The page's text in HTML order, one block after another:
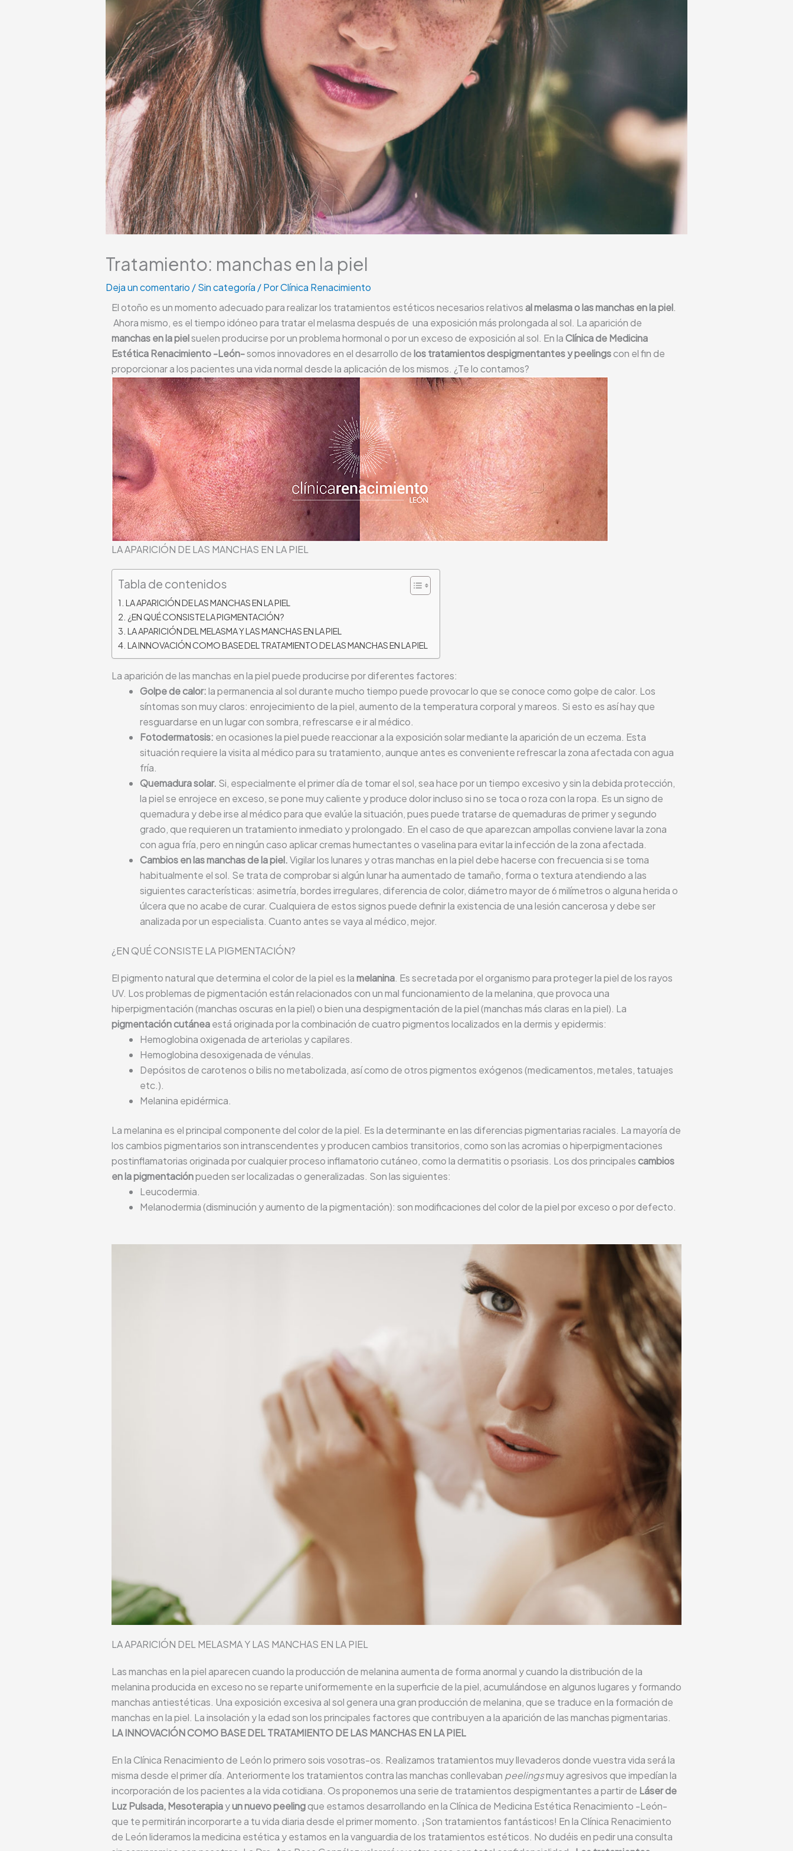
Tratamiento: manchas en la piel
Deja un comentario /Sin categoría / PorClínica Renacimiento
El otoño es un momento adecuado para realizar los tratamientos estéticos necesarios relativos al melasma o las manchas en la piel.
Ahora mismo, es el tiempo idóneo para tratar el melasma después de una exposición más prolongada al sol. La aparición de
manchas en la pielsuelen producirse por un problema hormonal o por un exceso de exposición al sol. En laClínica de Medicina
Estética Renacimiento -León-somos innovadores en el desarrollo delos tratamientos despigmentantes y peelingscon el fin de
proporcionar a los pacientes una vida normal desde la aplicación de los mismos. ¿Te lo contamos?
LA APARICIÓN DE LAS MANCHAS EN LA PIEL
Tabla de contenidos
LA APARICIÓN DE LAS MANCHAS EN LA PIEL
¿EN QUÉ CONSISTE LA PIGMENTACIÓN?
LA APARICIÓN DEL MELASMA Y LAS MANCHAS EN LA PIEL
LA INNOVACIÓN COMO BASE DEL TRATAMIENTO DE LAS MANCHAS EN LA PIEL
La aparición de las manchas en la piel puede producirse por diferentes factores:
Golpe de calor:la permanencia al sol durante mucho tiempo puede provocar lo que se conoce como golpe de calor. Los
síntomas son muy claros: enrojecimiento de la piel, aumento de la temperatura corporal y mareos. Si esto es así hay que
resguardarse en un lugar con sombra, refrescarse e ir al médico.
Fotodermatosis: en ocasiones la piel puede reaccionar a la exposición solar mediante la aparición de un eczema. Esta
situación requiere la visita al médico para su tratamiento, aunque antes es conveniente refrescar la zona afectada con agua
fría.
Quemadura solar. Si, especialmente el primer día de tomar el sol, sea hace por un tiempo excesivo y sin la debida protección,
la piel se enrojece en exceso, se pone muy caliente y produce dolor incluso si no se toca o roza con la ropa. Es un signo de
quemadura y debe irse al médico para que evalúe la situación, pues puede tratarse de quemaduras de primer y segundo
grado, que requieren un tratamiento inmediato y prolongado. En el caso de que aparezcan ampollas conviene lavar la zona
con agua fría, pero en ningún caso aplicar cremas humectantes o vaselina para evitar la infección de la zona afectada.
Cambios en las manchas de la piel.Vigilar los lunares y otras manchas en la piel debe hacerse con frecuencia si se toma
habitualmente el sol. Se trata de comprobar si algún lunar ha aumentado de tamaño, forma o textura atendiendo a las
siguientes características: asimetría, bordes irregulares, diferencia de color, diámetro mayor de 6 milímetros o alguna herida o
úlcera que no acabe de curar. Cualquiera de estos signos puede definir la existencia de una lesión cancerosa y debe ser
analizada por un especialista. Cuanto antes se vaya al médico, mejor.
¿EN QUÉ CONSISTELA PIGMENTACIÓN?
El pigmento natural que determina el color de la piel es lamelanina. Es secretada por el organismo para proteger la piel de los rayos
UV. Los problemas de pigmentación están relacionados con un mal funcionamiento de lamelanina, que provoca una
hiperpigmentación (manchas oscuras en la piel) o bien una despigmentación de la piel (manchas más claras en la piel). La
pigmentación cutáneaestá originada por la combinación de cuatro pigmentos localizados en la dermis y epidermis:
Hemoglobina oxigenada de arteriolas y capilares.
Hemoglobina desoxigenada de vénulas.
Depósitos de carotenos o bilis no metabolizada, así como de otros pigmentos exógenos (medicamentos, metales, tatuajes
etc.).
Melanina epidérmica.
La melanina es el principal componente del color de la piel. Es la determinante en las diferencias pigmentarias raciales. La mayoría de
los cambios pigmentarios son intranscendentes y producen cambios transitorios, como son las acromias o hiperpigmentaciones
postinflamatorias originada por cualquier proceso inflamatorio cutáneo, como la dermatitis o psoriasis. Los dos principales cambios
en la pigmentaciónpueden ser localizadas o generalizadas. Son las siguientes:
Leucodermia.
Melanodermia (disminución y aumento de la pigmentación): son modificaciones del color de la piel por exceso o por defecto.
LA APARICIÓN DEL MELASMA Y LAS MANCHAS EN LA PIEL
Las manchas en la piel aparecen cuando la producción demelanina aumenta de forma anormal y cuando la distribución de la
melaninaproducida en exceso no se reparte uniformemente en la superficie de la piel, acumulándose en algunos lugares y formando
manchas antiestéticas. Una exposición excesiva al sol genera una gran producción demelanina, que se traduce en la formación de
manchas en la piel. La insolación y la edad son los principales factores que contribuyen a la aparición de las manchas pigmentarias.
LA INNOVACIÓN COMO BASE DEL TRATAMIENTO DE LAS MANCHAS EN LA PIEL
En la Clínica Renacimiento de León lo primero sois vosotras-os. Realizamos tratamientos muy llevaderos donde vuestra vida será la
misma desde el primer día. Anteriormente los tratamientos contra las manchas conllevaban peelingsmuy agresivos que impedían la
incorporación de los pacientes a la vida cotidiana. Os proponemos una serie de tratamientos despigmentantes a partir de Láser de
Luz Pulsada, Mesoterapiayun nuevo peelingque estamos desarrollando en la Clínica de Medicina Estética Renacimiento -León-
que te permitirán incorporarte a tu vida diaria desde el primer momento. ¡Son tratamientos fantásticos! En la Clínica Renacimiento
de León lideramos la medicina estética y estamos en la vanguardia de los tratamientos estéticos. No dudéis en pedir una consulta